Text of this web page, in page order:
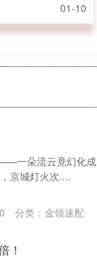
01-10
一朵流云竟幻化成
京城灯火次....
分类： 金领速配
！